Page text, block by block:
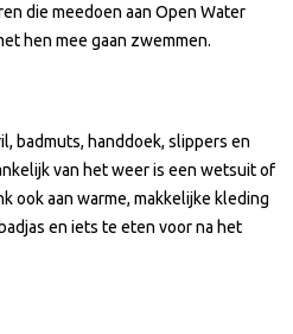
die meedoen aan Open Water
hen mee gaan zwemmen.
badmuts, handdoek, slippers en
van het weer is een wetsuit of
ook aan warme, makkelijke kleding
en iets te eten voor na het